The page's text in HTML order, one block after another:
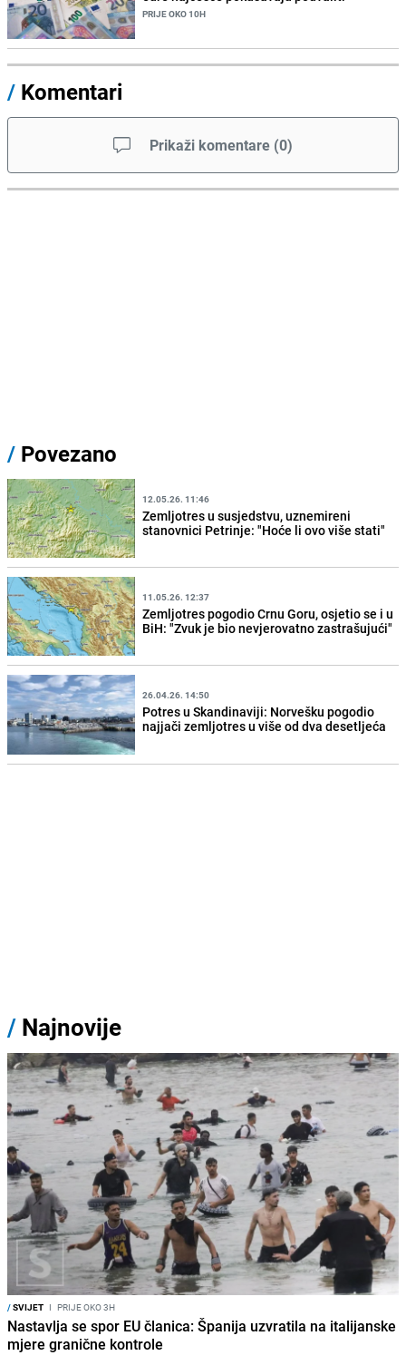
PRIJE OKO 10H
/ Komentari
Prikaži komentare (0)
/ Povezano
12.05.26. 11:46
Zemljotres u susjedstvu, uznemireni
stanovnici Petrinje: "Hoće li ovo više stati"
11.05.26. 12:37
Zemljotres pogodio Crnu Goru, osjetio se i u
BiH: "Zvuk je bio nevjerovatno zastrašujući"
26.04.26. 14:50
Potres u Skandinaviji: Norvešku pogodio
najjači zemljotres u više od dva desetljeća
/ Najnovije
/SVIJET I PRIJE OKO 3H
Nastavlja se spor EU članica: Španija uzvratila na italijanske
mjere granične kontrole